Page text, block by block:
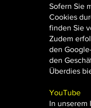
Sofern Sie
Cookies
finden Sie
Zudem
den
den
Überdies
YouTube
In unserem